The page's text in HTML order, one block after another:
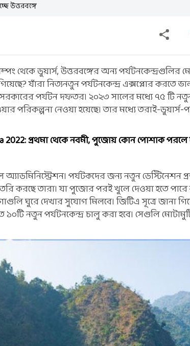
উত্তরবঙ্গে
থেকে ডুয়ার্স, উত্তরবঙ্গের অন্য পর্যটনকেন্দ্রগুলির
যাঁরা নিত্যনতুন পর্যটনকেন্দ্র এক্সপ্লোর করতে
পর্যটন দফতর। ২০২৩ সালের মধ্যে ৭৫ টি নতুন
পরিকল্পনা নেওয়া হয়েছে। তার মধ্যে তরাই-
প্রথমা থেকে নবমী, পুজোয় কোন পোশাক পরলে
অ্যাডমিনিস্ট্রেশন। পর্যটকদের জন্য নতুন ডেস্টিনেশন
করছে তারা। যা পুজোর পরই খুলে দেওয়া হতে পারে
ঘুরে দেখার সুযোগ মিলবে। জিটিএ সূত্রে জানা
নতুন পর্যটনকেন্দ্র চালু করা হবে। সেগুলি